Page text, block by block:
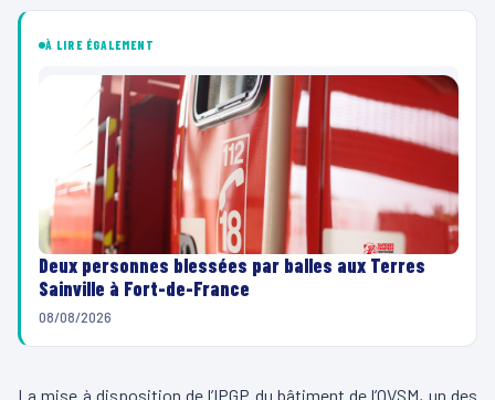
À LIRE ÉGALEMENT
Deux personnes blessées par balles aux Terres
Sainville à Fort-de-France
08/08/2026
La mise à disposition de l’IPGP du bâtiment de l’OVSM, un des